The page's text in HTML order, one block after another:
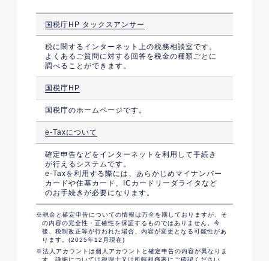
国税庁HP タックスアンサー
税に関するインターネット上の税務相談室です。
よくあるご質問に対する回答を税金の種類ごとに
調べることができます。
国税庁HP
国税庁のホームページです。
e-Taxについて
確定申告などをインターネットを利用して手続き
が行えるシステムです。
e-Taxを利用する際には、あらかじめマイナンバー
カードや住基カード、ICカードリーダライタなど
のお手続きが必要になります。
税金と確定申告についての情報は万全を期しておりますが、そ
の内容の完全性・正確性を保証するものではありません。今
後、税制改正等が行われた場合、内容が変更となる可能性があ
ります。(2025年12月現在)
法人アカウントは個人アカウントと確定申告の内容が異なりま
す。詳細については税理士又は所轄税務署にご確認ください。